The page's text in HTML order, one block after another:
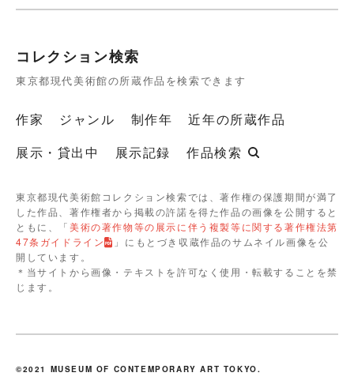
コレクション検索
東京都現代美術館の所蔵作品を検索できます
作家 ジャンル 制作年
近年の所蔵作品
展示・貸出中
展示記録 作品検索
東京都現代美術館コレクション検索では、著作権の保護期間が満了
した作品、著作権者から掲載の許諾を得た作品の画像を公開すると
ともに、「美術の著作物等の展示に伴う複製等に関する著作権法第
47条ガイドライン
」にもとづき収蔵作品のサムネイル画像を公
開しています。
＊当サイトから画像・テキストを許可なく使用・転載することを禁
じます。
©2021 MUSEUM OF CONTEMPORARY ART TOKYO.